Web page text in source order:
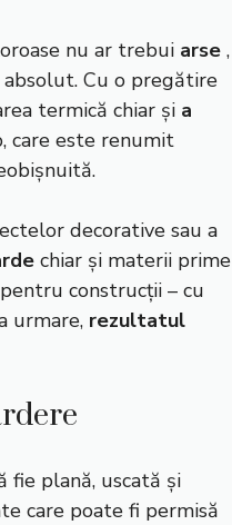
nu ar trebui arse ,
Cu o pregătire
termică chiar și a
care este renumit
decorative sau a
chiar și materii prime
construcții – cu
urmare, rezultatul
fie plană, uscată și
care poate fi permisă